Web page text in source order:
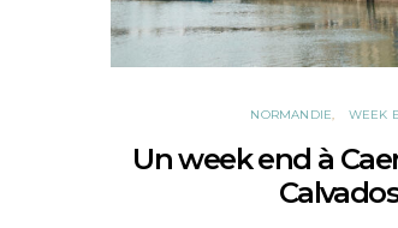
NORMANDIE WEEK
Un week end à